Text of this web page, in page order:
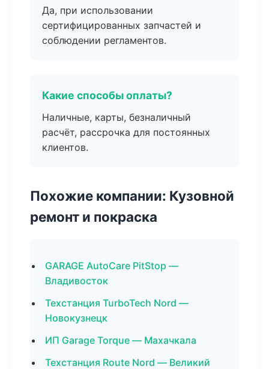
Да, при использовании
сертифицированных запчастей и
соблюдении регламентов.
Какие способы оплаты?
Наличные, карты, безналичный
расчёт, рассрочка для постоянных
клиентов.
Похожие компании: Кузовной
ремонт и покраска
GARAGE AutoCare PitStop —
Владивосток
Техстанция TurboTech Nord —
Новокузнецк
ИП Garage Torque — Махачкала
Техстанция Route Nord — Великий